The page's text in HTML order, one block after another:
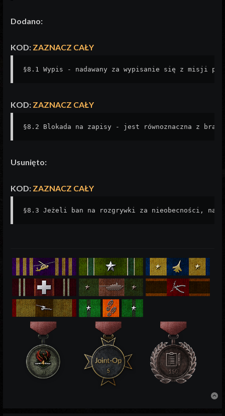
Dodano:
KOD: ZAZNACZ CAŁY
§8.1 Wypis - nadawany za wypisanie się z misji
KOD: ZAZNACZ CAŁY
§8.2 Blokada na zapisy - jest równoznaczna z
Usunięto:
KOD: ZAZNACZ CAŁY
§8.3 Jeżeli ban na rozgrywki za nieobecności,